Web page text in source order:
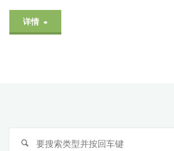
详情
厂